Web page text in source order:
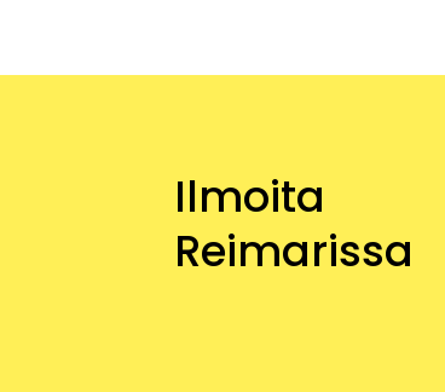
Ilmoita
Reimarissa